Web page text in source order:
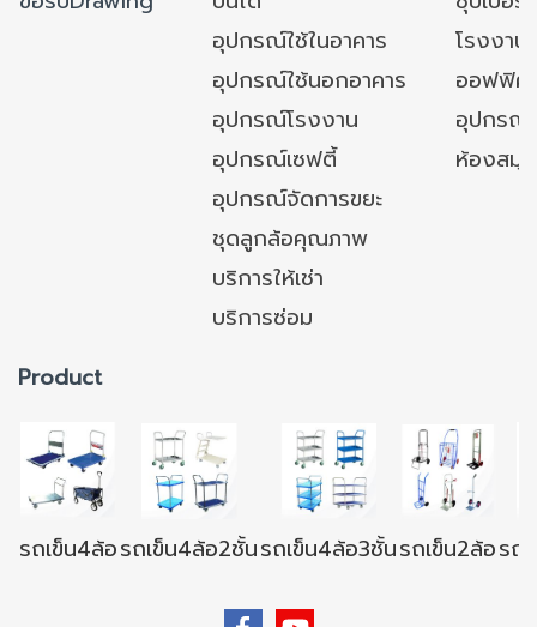
อุปกรณ์ใช้ในอาคาร
โรงงา
อุปกรณ์ใช้นอกอาคาร
ออฟฟิศ/
อุปกรณ์โรงงาน
อุปกรณ์
อุปกรณ์เซฟตี้
ห้องสมุ
อุปกรณ์จัดการขยะ
ชุดลูกล้อคุณภาพ
บริการให้เช่า
บริการซ่อม
Product
รถเข็น4ล้อรถเข็น4ล้อ2ชั้นรถเข็น4ล้อ3ชั้นรถเข็น2ล้อรถ